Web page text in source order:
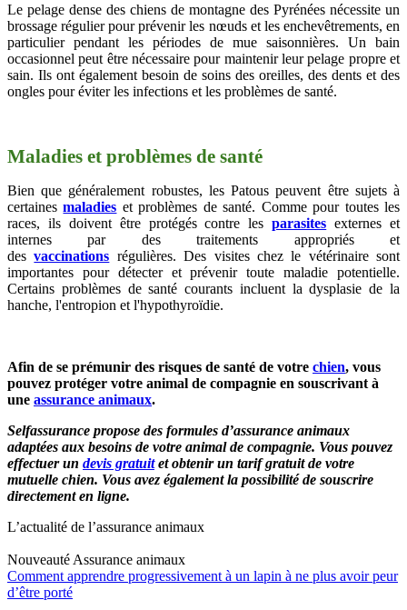
Le pelage dense des chiens de montagne des Pyrénées nécessite un
brossage régulier pour prévenir les nœuds et les enchevêtrements, en
particulier pendant les périodes de mue saisonnières. Un bain
occasionnel peut être nécessaire pour maintenir leur pelage propre et
sain. Ils ont également besoin de soins des oreilles, des dents et des
ongles pour éviter les infections et les problèmes de santé.
Maladies et problèmes de santé
Bien que généralement robustes, les Patous peuvent être sujets à
certainesmaladies et problèmes de santé. Comme pour toutes les
races, ils doivent être protégés contre lesparasites externes et
internes par des traitements appropriés et
desvaccinations régulières. Des visites chez le vétérinaire sont
importantes pour détecter et prévenir toute maladie potentielle.
Certains problèmes de santé courants incluent la dysplasie de la
hanche, l'entropion et l'hypothyroïdie.
Afin de se prémunir des risques de santé de votre chien, vous
pouvez protéger votre animal de compagnie en souscrivant à
une assurance animaux.
Selfassurance propose des formules d’assurance animaux
adaptées aux besoins de votre animal de compagnie. Vous pouvez
effectuer un devis gratuitet obtenir un tarif gratuit de votre
mutuelle chien. Vous avez également la possibilité de souscrire
directement en ligne.
L’actualité de l’assurance animaux
Nouveauté Assurance animaux
Comment apprendre progressivement à un lapin à ne plus avoir peur
d’être porté